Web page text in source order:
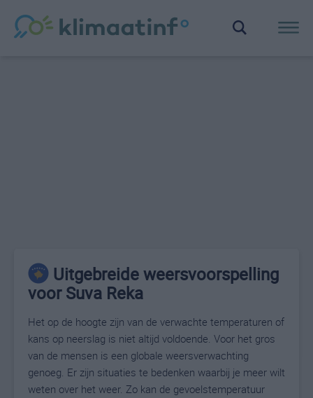
Uitgebreide weersvoorspelling
voor Suva Reka
Het op de hoogte zijn van de verwachte temperaturen of
kans op neerslag is niet altijd voldoende. Voor het gros
van de mensen is een globale weersverwachting
genoeg. Er zijn situaties te bedenken waarbij je meer wilt
weten over het weer. Zo kan de gevoelstemperatuur